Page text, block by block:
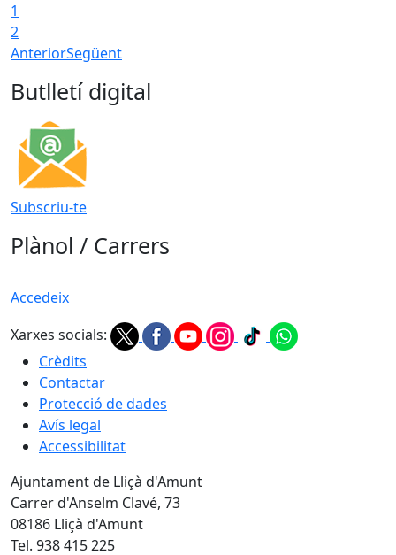
1
2
AnteriorSegüent
Butlletí digital
Subscriu-te
Plànol / Carrers
Accedeix
Xarxes socials:
Crèdits
Contactar
Protecció de dades
Avís legal
Accessibilitat
Ajuntament de Lliçà d'Amunt
Carrer d'Anselm Clavé, 73
08186 Lliçà d'Amunt
Tel. 938 415 225